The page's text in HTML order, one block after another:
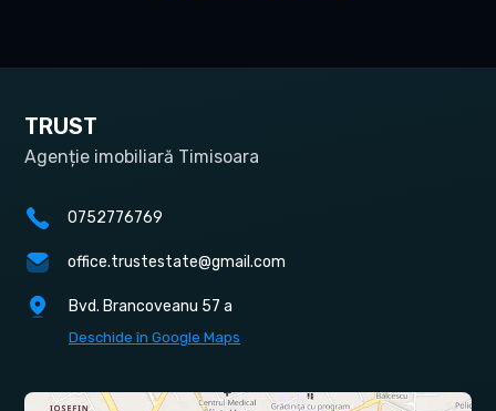
TRUST
Agenție imobiliară Timisoara
0752776769
office.trustestate@gmail.com
Bvd. Brancoveanu 57 a
Deschide în Google Maps